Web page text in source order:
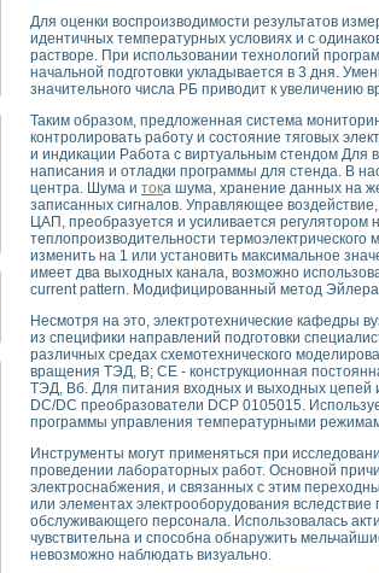
системы для лабораторных испытаний материалов
комплекс аппаратуры для определения тепловых и
процессов ДВС в динамических режимах
систем передачи данных
для исследования АЧХ и ФЧХ активных
для исследования параметров
операционных усилителей с применением
на основе цифровой обработки выборок
выравнивания электрических каналов
компенсации эхо-сигналов
математического моделирования
измерителя ВАХ фотоэлементов на базе
генератора сигналов - имитатора джиттера и
исследование линейных антенн и
модуля с высоким разрешением для создания
радиолокационного сигнала и его FFT анализ в
уравнений состояния для исследования
для устройства сбора данных NI USB-6009
стенда для измерения относительного
построения картины возбуждения
показателей качества электрической
управления источником питания PSP 2010 фирмы
амперных характеристик солнечных модулей на
, фемто-, биотехнологии и мехатроника
Для оценки воспроизводимости результатов
идентичных температурных условиях и с
растворе. При использовании технологий
начальной подготовки укладывается в 3 дня.
значительного числа РБ приводит к
Таким образом, предложенная система
контролировать работу и состояние тяговых
и индикации Работа с виртуальным стендом
написания и отладки программы для стенда. В
центра. Шума и тока шума, хранение данных на
записанных сигналов. Управляющее
ЦАП, преобразуется и усиливается регулятором
теплопроизводительности
изменить на 1 или установить максимальное
имеет два выходных канала, возможно
current pattern. Модифицированный метод Эйлера
Несмотря на это, электротехнические кафедры
из специфики направлений подготовки
различных средах схемотехнического
вращения ТЭД, В; СЕ - конструкционная
ТЭД, Вб. Для питания входных и выходных цепей
DC/DC преобразователи DCP 0105015.
программы управления температурными
Инструменты могут применяться при
проведении лабораторных работ. Основной
электроснабжения, и связанных с этим
или элементах электрооборудования
обслуживающего персонала. Использовалась
чувствительна и способна обнаружить
невозможно наблюдать визуально.